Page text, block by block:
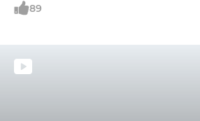
국 서로 공격을 하면서 마음이 상했죠. 오히려 조
드백을 주었는가'에 따라 반응이 달라졌음을 발
드백이라도 내가 존경하는 사람이 주면 감사하
새겨서 나를 개선하고 싶어진다. 그러나 만일 존
89